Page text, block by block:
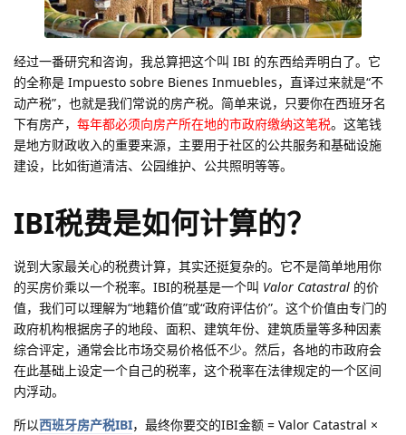
经过一番研究和咨询，我总算把这个叫 IBI 的东西给弄明白了。它
的全称是 Impuesto sobre Bienes Inmuebles，直译过来就是“不
动产税”，也就是我们常说的房产税。简单来说，只要你在西班牙名
下有房产， 每年都必须向房产所在地的市政府缴纳这笔税。这笔钱
是地方财政收入的重要来源，主要用于社区的公共服务和基础设施
建设，比如街道清洁、公园维护、公共照明等等。
IBI税费是如何计算的？
说到大家最关心的税费计算，其实还挺复杂的。它不是简单地用你
的买房价乘以一个税率。IBI的税基是一个叫 Valor Catastral 的价
值，我们可以理解为“地籍价值”或“政府评估价”。这个价值由专门的
政府机构根据房子的地段、面积、建筑年份、建筑质量等多种因素
综合评定，通常会比市场交易价格低不少。然后，各地的市政府会
在此基础上设定一个自己的税率，这个税率在法律规定的一个区间
内浮动。
所以西班牙房产税IBI，最终你要交的IBI金额 = Valor Catastral ×